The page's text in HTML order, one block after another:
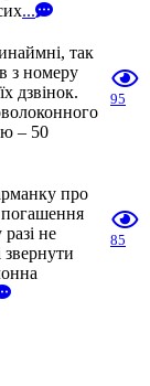
...
так
з номеру
дзвінок.
– 50
95
про
погашення
не
85